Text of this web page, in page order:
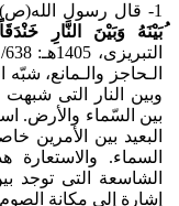
1- قال رسول الله(ص):
ُبَینَهُ وَبَینَ النَّارِ خَن
التبریزی، 1405هـ: 1/638) قوله:
الـحاجز والـمانع،
وبین النار التی
بین السّماء والأرض.
البعید بین الأمرین
السماء.
الشاسعة التی توجد
إشارة إلی مکانة